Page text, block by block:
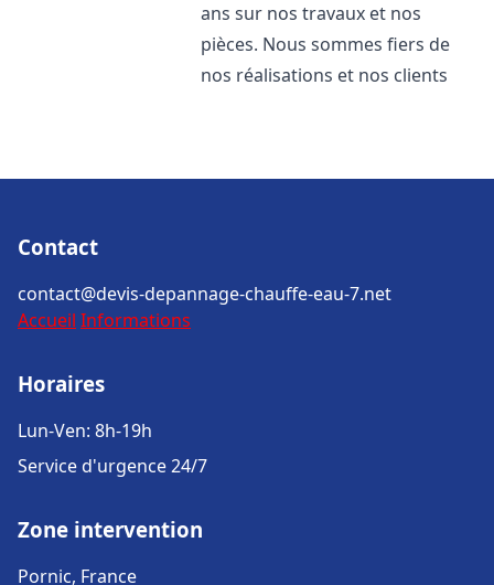
ans sur nos travaux et nos
pièces. Nous sommes fiers de
nos réalisations et nos clients
Contact
contact@devis-depannage-chauffe-eau-7.net
Accueil Informations
Horaires
Lun-Ven: 8h-19h
Service d'urgence 24/7
Zone intervention
Pornic, France